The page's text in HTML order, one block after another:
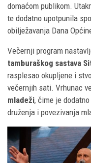
domaćom publikom.
te dodatno upotpunila
obilježavanja Dana
Večernji program
tamburaškog sastava
rasplesao okupljene i
večernjih sati. Vrhunac
mladeži, čime je
druženja i povezivanja